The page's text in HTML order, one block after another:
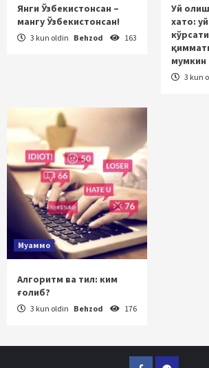
Янги Ўзбекистонсан –
мангу Ўзбекистонсан!
3 kun oldin Behzod 163
Уй
хато:
мумкин
3 kun
Муаммо
Алгоритм ва тил: ким
ғолиб?
3 kun oldin Behzod 176